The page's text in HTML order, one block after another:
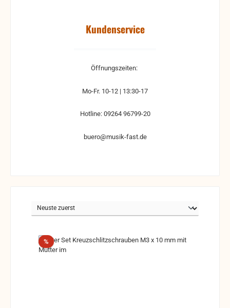
Kundenservice
Öffnungszeiten:
Mo-Fr. 10-12 | 13:30-17
Hotline: 09264 96799-20
buero@musik-fast.de
%Rabatt